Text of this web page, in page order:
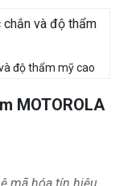
độ thẩm mỹ cao
MOTOROLA